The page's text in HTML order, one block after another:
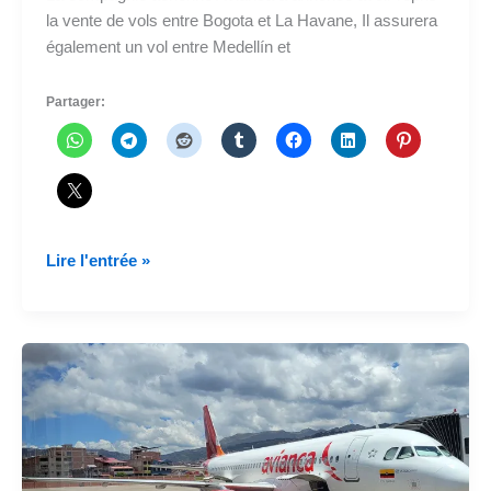
la vente de vols entre Bogota et La Havane, Il assurera
également un vol entre Medellín et
Partager:
Avianca
vers
La
Havane
et
volera
Lire l'entrée »